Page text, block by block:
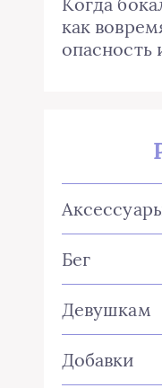
как
опасность
Бег
Девушкам
Добавки